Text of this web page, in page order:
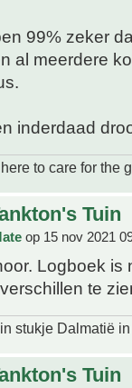
99% zeker
al meerdere
inderdaad
to care for the
Tuin
op 15 nov 2021
Logboek is
te
stukje Dalmatië
Tuin